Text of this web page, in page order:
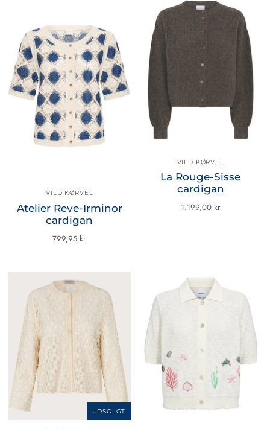
VILD KØRVEL
Atelier Reve-Irminor
cardigan
799,95 kr
VILD KØRVEL
La Rouge-Sisse
cardigan
1.199,00 kr
UDSOLGT